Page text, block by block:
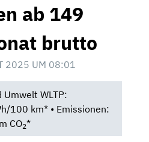
ab 149
brutto
2025 UM 08:01
WLTP:
100 km* • Emissionen:
CO2*